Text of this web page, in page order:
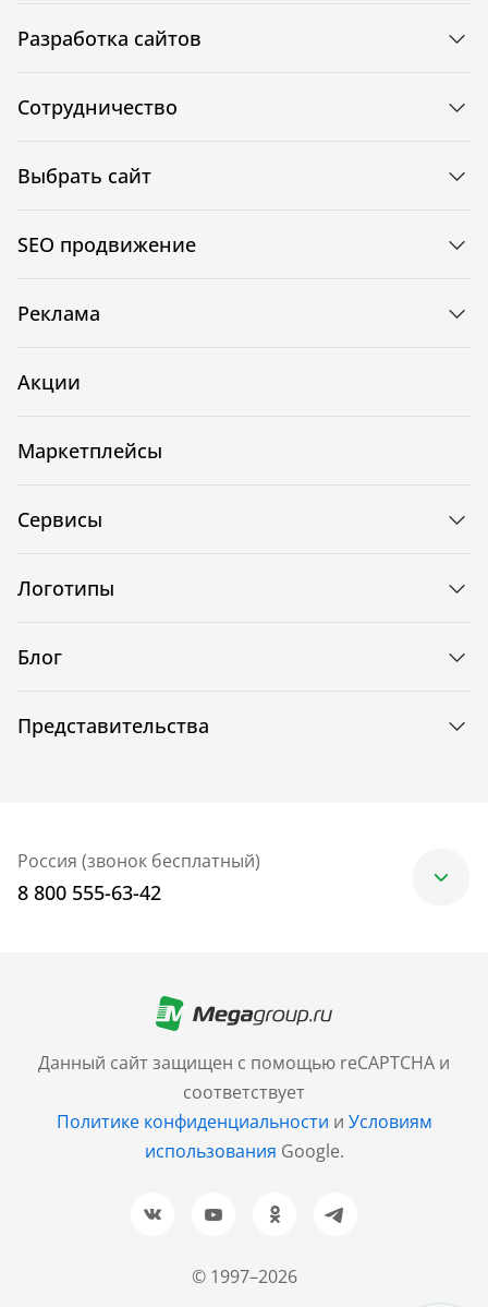
© 1997–2026
Данный сайт защищен с помощью reCAPTCHA и
соответствует
Политике конфиденциальности и Условиям
использования Google.
Разработка сайтов
Сотрудничество
Выбрать сайт
SEO продвижение
Реклама
Акции
Маркетплейсы
Сервисы
Логотипы
Блог
Представительства
Россия (звонок бесплатный)
8 800 555-63-42
+7 (499) 705-30-10
Санкт-Петербург
+7 (812) 600-77-33
Барнаул
+7 (961) 999-93-93
Новосибирск